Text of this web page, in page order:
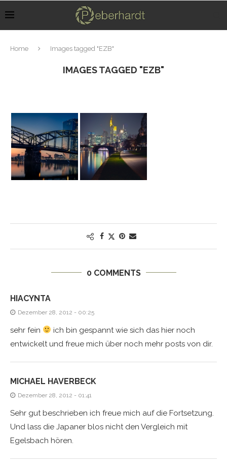
Home Images tagged "EZB"
IMAGES TAGGED "EZB"
0 COMMENTS
HIACYNTA
Dezember 28, 2012 - 00:25
sehr fein
ich bin gespannt wie sich das hier noch
entwickelt und freue mich über noch mehr posts von dir.
MICHAEL HAVERBECK
Dezember 28, 2012 - 01:41
Sehr gut beschrieben ich freue mich auf die Fortsetzung.
Und lass die Japaner blos nicht den Vergleich mit
Egelsbach hören.